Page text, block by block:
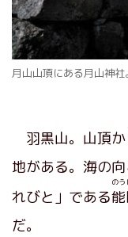
月山山頂にある月山神
羽黒山。山頂
地がある。海の
れびと」である
のう
だ。